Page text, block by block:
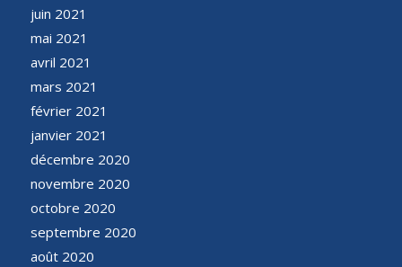
juin 2021
mai 2021
avril 2021
mars 2021
février 2021
janvier 2021
décembre 2020
novembre 2020
octobre 2020
septembre 2020
août 2020